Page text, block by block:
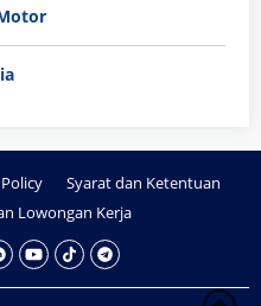
Syarat dan Ketentuan
Lowongan Kerja